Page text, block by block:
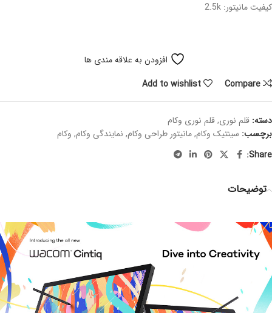
کیفیت مانیتور: 2.5k
افزودن به علاقه مندی ها
Compare
Add to wishlist
دسته: قلم نوری,قلم نوری وکام
برچسب: سینتیک وکام,مانیتور طراحی وکام, نمایندگی وکام, وکام
Share:
توضیحات